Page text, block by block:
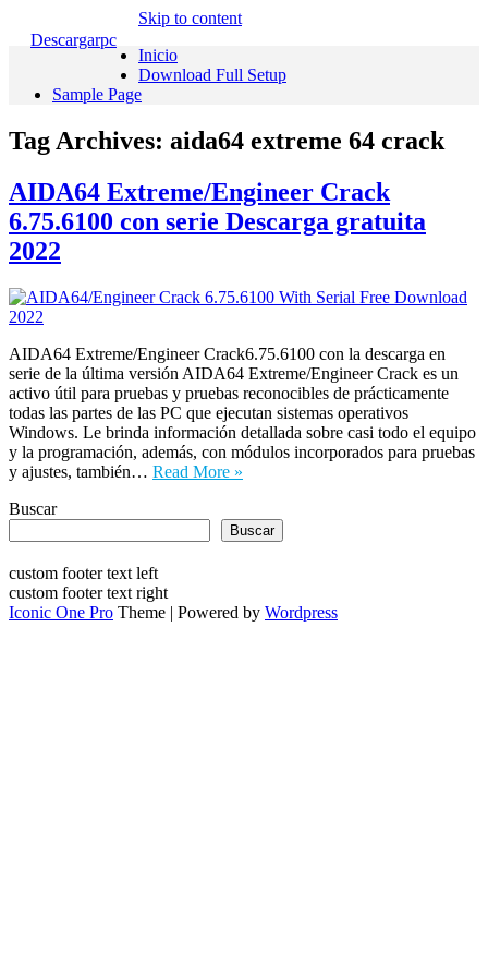
Descargarpc
Skip to content
Inicio
Download Full Setup
Sample Page
Tag Archives: aida64 extreme 64 crack
AIDA64 Extreme/Engineer Crack
6.75.6100 con serie Descarga gratuita
2022
AIDA64 Extreme/Engineer Crack6.75.6100 con la descarga en
serie de la última versión AIDA64 Extreme/Engineer Crack es un
activo útil para pruebas y pruebas reconocibles de prácticamente
todas las partes de las PC que ejecutan sistemas operativos
Windows. Le brinda información detallada sobre casi todo el equipo
y la programación, además, con módulos incorporados para pruebas
y ajustes, también… Read More »
Buscar
Buscar
custom footer text left
custom footer text right
Iconic One Pro Theme | Powered by Wordpress